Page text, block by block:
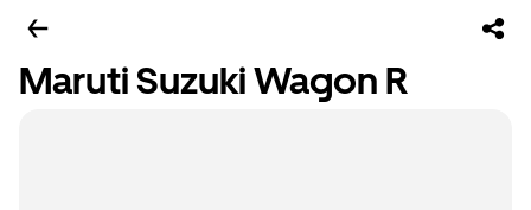
Maruti Suzuki Wagon R